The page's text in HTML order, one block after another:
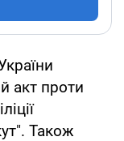
акт проти
Також